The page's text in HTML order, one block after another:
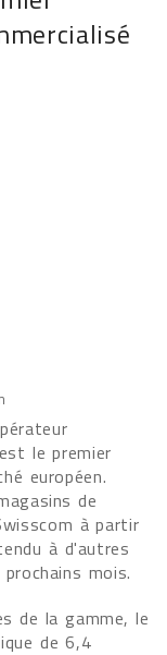
le premier
européen.
de
à partir
à d'autres
mois.
de la gamme, le
de 6,4